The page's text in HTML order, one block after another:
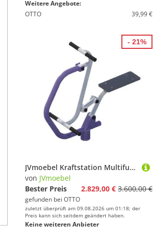
Weitere Angebote:
OTTO
39,99 €
JVmoebel Kraftstation Multifunktionsturm mit Beinpresse und Fahrradergometer, (Straßensportgeräte), Made in Europa
von JVmoebel
Bester Preis
2.829,00 € 3.600,00 €
gefunden bei OTTO
zuletzt überprüft am 09.08.2026 um 01:18; der
Preis kann sich seitdem geändert haben.
Keine weiteren Anbieter
- 21%